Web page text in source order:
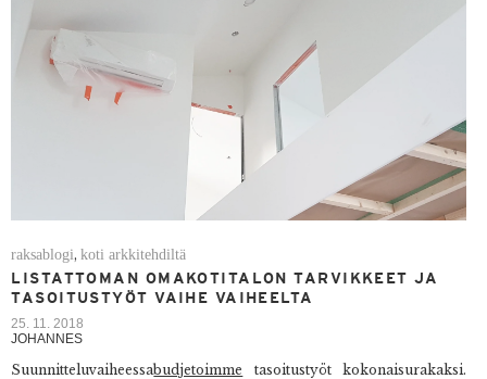
raksablogi,koti arkkitehdiltä
LISTATTOMAN OMAKOTITALON TARVIKKEET JA
TASOITUSTYÖT VAIHE VAIHEELTA
25. 11. 2018
JOHANNES
Suunnitteluvaiheessabudjetoimme
tasoitustyöt kokonaisurakaksi.